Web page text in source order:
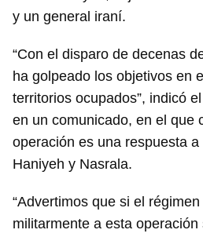
y un general iraní.
“Con el disparo de decenas
ha golpeado los objetivos en
territorios ocupados”, indicó
en un comunicado, en el que
operación es una respuesta
Haniyeh y Nasrala.
“Advertimos que si el
militarmente a esta